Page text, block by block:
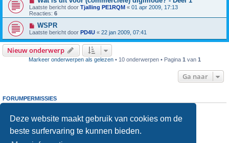
Deze website maakt gebruik van cookies om de
beste surfervaring te kunnen bieden.
Laatste bericht door Tjalling PE1RQM « 01 apr 2009, 17:13
Reacties: 6
WSPR
Laatste bericht door PD4U « 22 jan 2009, 07:41
Nieuw onderwerp
Markeer onderwerpen als gelezen• 10 onderwerpen • Pagina 1 van 1
Ga naar
FORUMPERMISSIES
kunt niet
reageren op onderwerpen in dit forum
kunt nietje eigen berichten wijzigen in dit forum
kunt nietje eigen berichten verwijderen in dit forum
bijlagen plaatsen in dit forum